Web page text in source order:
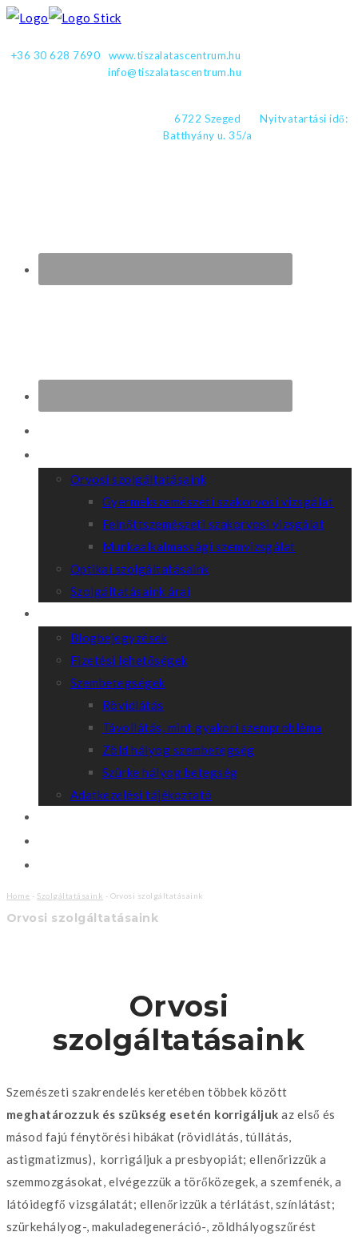
+36 30 628 7690
www.tiszalatascentrum.hu
info@tiszalatascentrum.hu
6722 Szeged
Batthyány u. 35/a
Nyitvatartási idő:
Orvosi szolgáltatásaink
Gyermekszemészeti szakorvosi vizsgálat
Felnőttszemészeti szakorvosi vizsgálat
Munkaalkalmassági szemvizsgálat
Optikai szolgáltatásaink
Szolgáltatásaink árai
Blogbejegyzések
Fizetési lehetőségek
Szembetegségek
Rövidlátás
Távollátás, mint gyakori szemprobléma
Zöld hályog szembetegség
Szürke hályog betegség
Adatkezelési tájékoztató
Home - Szolgáltatásaink - Orvosi szolgáltatásaink
Orvosi szolgáltatásaink
Orvosi
szolgáltatásaink
Szemészeti szakrendelés keretében többek között
meghatározzuk és szükség esetén korrigáljuk az első és
másod fajú fénytörési hibákat (rövidlátás, túllátás,
astigmatizmus), korrigáljuk a presbyopiát; ellenőrizzük a
szemmozgásokat, elvégezzük a törőközegek, a szemfenék, a
látóidegfő vizsgálatát; ellenőrizzük a térlátást, színlátást;
szürkehályog-, makuladegeneráció-, zöldhályogszűrést